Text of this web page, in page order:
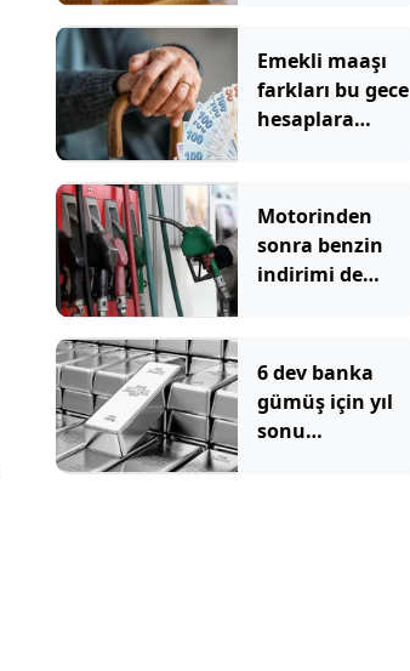
Emekli maaşı
farkları bu gece
hesaplara
Motorinden
sonra benzin
indirimi de
6 dev banka
gümüş için yıl
sonu